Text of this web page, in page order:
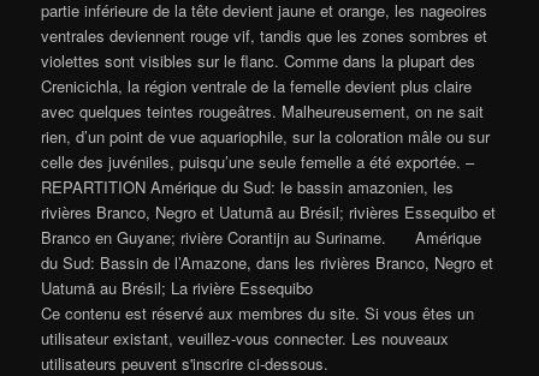
partie inférieure de la tête devient jaune et orange, les nageoires
ventrales deviennent rouge vif, tandis que les zones sombres et
violettes sont visibles sur le flanc. Comme dans la plupart des
Crenicichla, la région ventrale de la femelle devient plus claire
avec quelques teintes rougeâtres. Malheureusement, on ne sait
rien, d’un point de vue aquariophile, sur la coloration mâle ou sur
celle des juvéniles, puisqu’une seule femelle a été exportée. –
REPARTITION Amérique du Sud: le bassin amazonien, les
rivières Branco, Negro et Uatumã au Brésil; rivières Essequibo et
Branco en Guyane; rivière Corantijn au Suriname. Amérique
du Sud: Bassin de l’Amazone, dans les rivières Branco, Negro et
Uatumã au Brésil; La rivière Essequibo
Ce contenu est réservé aux membres du site. Si vous êtes un
utilisateur existant, veuillez-vous connecter. Les nouveaux
utilisateurs peuvent s'inscrire ci-dessous.